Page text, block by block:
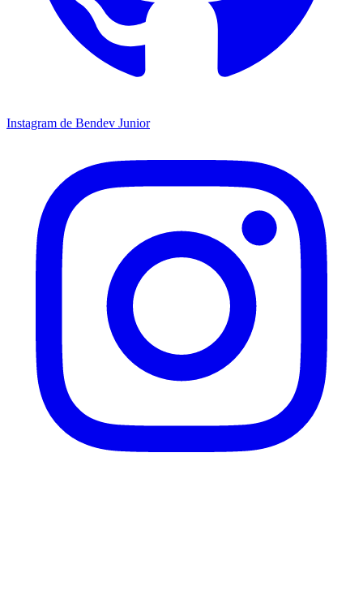
Instagram de Bendev Junior